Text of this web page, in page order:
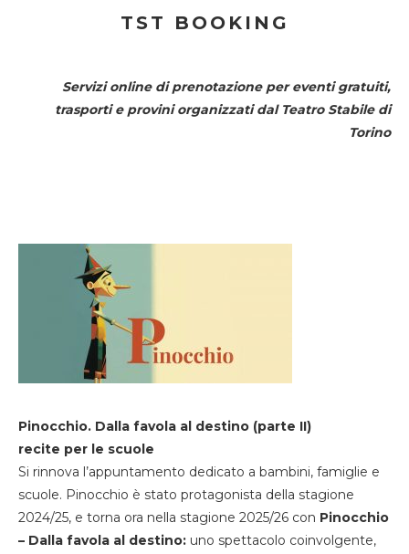
TST BOOKING
Servizi online di prenotazione per eventi gratuiti,
trasporti e provini organizzati dal Teatro Stabile di
Torino
Pinocchio. Dalla favola al destino (parte II)
recite per le scuole
Si rinnova l’appuntamento dedicato a bambini, famiglie e
scuole. Pinocchio è stato protagonista della stagione
2024/25, e torna ora nella stagione 2025/26 con Pinocchio
– Dalla favola al destino: uno spettacolo coinvolgente,